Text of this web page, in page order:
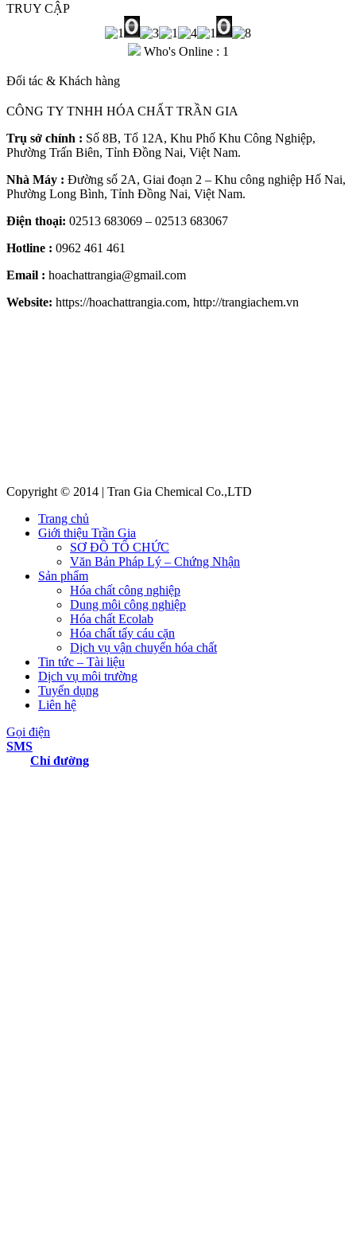
TRUY CẬP
Who's Online : 1
Đối tác & Khách hàng
CÔNG TY TNHH HÓA CHẤT TRẦN GIA
Trụ sở chính : Số 8B, Tổ 12A, Khu Phố Khu Công Nghiệp,
Phường Trấn Biên, Tỉnh Đồng Nai, Việt Nam.
Nhà Máy : Đường số 2A, Giai đoạn 2 – Khu công nghiệp Hố Nai,
Phường Long Bình, Tỉnh Đồng Nai, Việt Nam.
Điện thoại: 02513 683069 – 02513 683067
Hotline : 0962 461 461
Email : hoachattrangia@gmail.com
Website: https://hoachattrangia.com, http://trangiachem.vn
Copyright © 2014 | Tran Gia Chemical Co.,LTD
Trang chủ
Giới thiệu Trần Gia
SƠ ĐỒ TỔ CHỨC
Văn Bản Pháp Lý – Chứng Nhận
Sản phẩm
Hóa chất công nghiệp
Dung môi công nghiệp
Hóa chất Ecolab
Hóa chất tẩy cáu cặn
Dịch vụ vận chuyển hóa chất
Tin tức – Tài liệu
Dịch vụ môi trường
Tuyển dụng
Liên hệ
Gọi điện
SMS
Chỉ đường